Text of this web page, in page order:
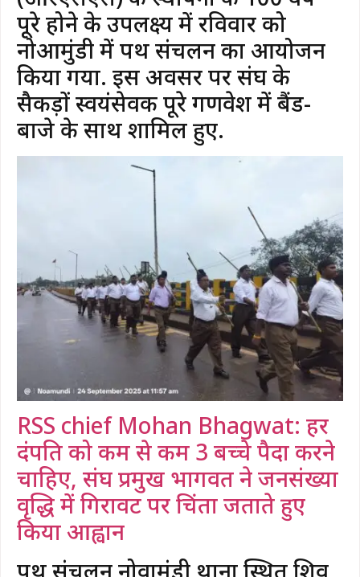
पूरे होने के उपलक्ष्य में रविवार को
नोआमुंडी में पथ संचलन का आयोजन
किया गया. इस अवसर पर संघ के
सैकड़ों स्वयंसेवक पूरे गणवेश में बैंड-
बाजे के साथ शामिल हुए.
RSS chief Mohan Bhagwat: हर
दंपति को कम से कम 3 बच्चे पैदा करने
चाहिए, संघ प्रमुख भागवत ने जनसंख्या
वृद्धि में गिरावट पर चिंता जताते हुए
किया आह्वान
पथ संचलन नोवामुंडी थाना स्थित शिव